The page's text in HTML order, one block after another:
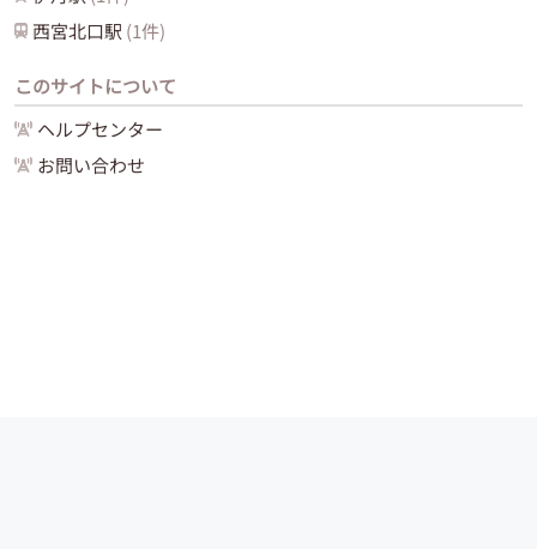
西宮北口駅 (1件)
このサイトについて
ヘルプセンター
お問い合わせ